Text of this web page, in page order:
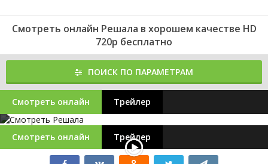
Смотреть онлайн Решала в хорошем качестве HD
720p бесплатно
ПОИСК ПО ПАРАМЕТРАМ
Смотреть онлайн Трейлер
Смотреть онлайн Трейлер